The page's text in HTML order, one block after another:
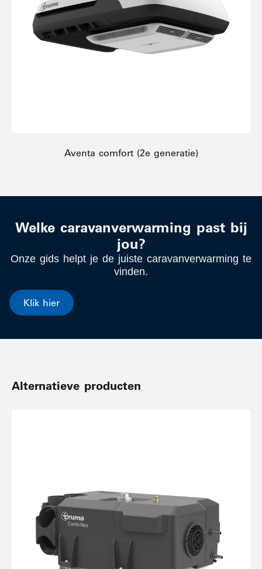
Aventa comfort (2e generatie)
Welke caravanverwarming past bij
jou?
Onze gids helpt je de juiste caravanverwarming te
vinden.
Klik hier
Alternatieve producten